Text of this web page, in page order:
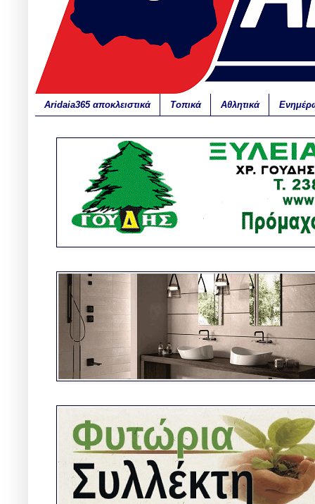
Aridaia365 αποκλειστικά Τοπικά Αθλητικά